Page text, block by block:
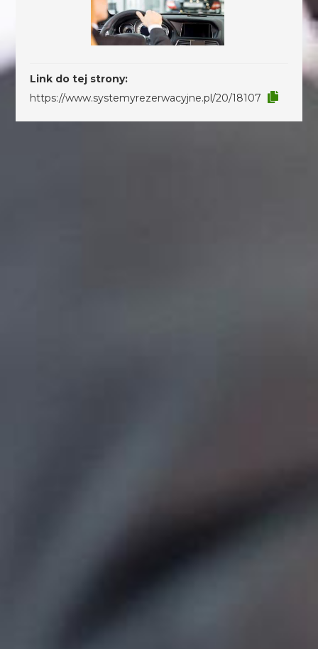
Link do tej strony:
https://www.systemyrezerwacyjne.pl/20/18107